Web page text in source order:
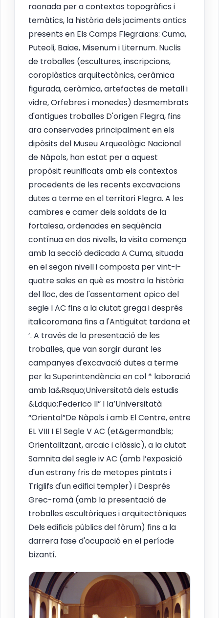
raonada per a contextos topogràfics i
temàtics, la història dels jaciments antics
presents en Els Camps Flegraians: Cuma,
Puteoli, Baiae, Misenum i Liternum. Nuclis
de troballes (escultures, inscripcions,
coroplàstics arquitectònics, ceràmica
figurada, ceràmica, artefactes de metall i
vidre, Orfebres i monedes) desmembrats
d'antigues troballes D'origen Flegra, fins
ara conservades principalment en els
dipòsits del Museu Arqueològic Nacional
de Nàpols, han estat per a aquest
propòsit reunificats amb els contextos
procedents de les recents excavacions
dutes a terme en el territori Flegra. A les
cambres e camer dels soldats de la
fortalesa, ordenades en seqüència
contínua en dos nivells, la visita comença
amb la secció dedicada A Cuma, situada
en el segon nivell i composta per vint-i-
quatre sales en què es mostra la història
del lloc, des de l'assentament opico del
segle I AC fins a la ciutat grega i després
italicoromana fins a l'Antiguitat tardana et
’. A través de la presentació de les
troballes, que van sorgir durant les
campanyes d'excavació dutes a terme
per la Superintendència en col * laboració
amb la&Rsquo;Universitatà dels estudis
&Ldquo;Federico II” I la’Universitatà
“Oriental”De Nàpols i amb El Centre, entre
EL VIII I El Segle V AC (et&germandbls;
Orientalitzant, arcaic i clàssic), a la ciutat
Samnita del segle iv AC (amb l’exposició
d'un estrany fris de metopes pintats i
Triglifs d'un edifici templer) i Després
Grec-romà (amb la presentació de
troballes escultòriques i arquitectòniques
Dels edificis públics del fòrum) fins a la
darrera fase d'ocupació en el període
bizantí.